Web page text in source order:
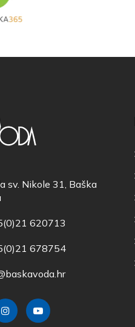
sv. Nikole 31, Baška
620713
678754